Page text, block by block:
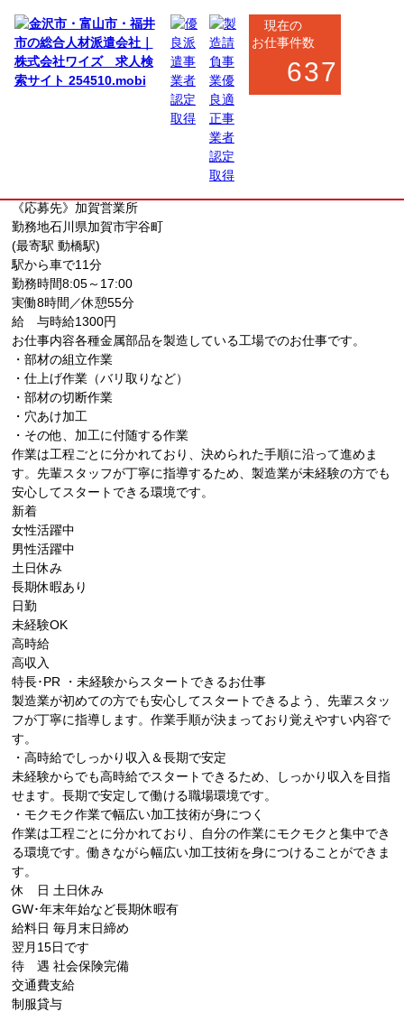
現在の
お仕事件数
637
金属部品の加工・組立スタッフ（高時給）
《応募先》加賀営業所
勤務地石川県加賀市宇谷町
(最寄駅 動橋駅)
駅から車で11分
勤務時間8:05～17:00
実働8時間／休憩55分
給 与時給1300円
お仕事内容各種金属部品を製造している工場でのお仕事です。
・部材の組立作業
・仕上げ作業（バリ取りなど）
・部材の切断作業
・穴あけ加工
・その他、加工に付随する作業
作業は工程ごとに分かれており、決められた手順に沿って進めま
す。先輩スタッフが丁寧に指導するため、製造業が未経験の方でも
安心してスタートできる環境です。
新着
女性活躍中
男性活躍中
土日休み
長期休暇あり
日勤
未経験OK
高時給
高収入
特長･PR
・未経験からスタートできるお仕事
製造業が初めての方でも安心してスタートできるよう、先輩スタッ
フが丁寧に指導します。作業手順が決まっており覚えやすい内容で
す。
・高時給でしっかり収入＆長期で安定
未経験からでも高時給でスタートできるため、しっかり収入を目指
せます。長期で安定して働ける職場環境です。
・モクモク作業で幅広い加工技術が身につく
作業は工程ごとに分かれており、自分の作業にモクモクと集中でき
る環境です。働きながら幅広い加工技術を身につけることができま
す。
休 日 土日休み
GW･年末年始など長期休暇有
給料日 毎月末日締め
翌月15日です
待 遇 社会保険完備
交通費支給
制服貸与